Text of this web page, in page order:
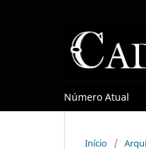
Número Atual
Início /